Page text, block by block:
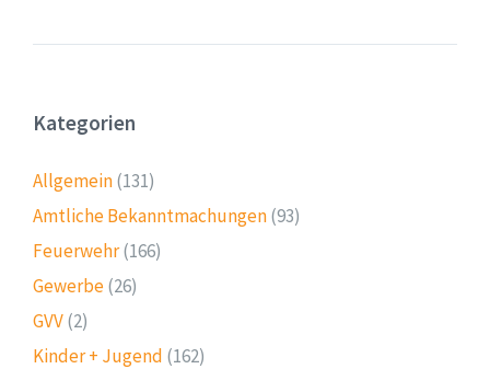
Beiträge
Kategorien
Allgemein(131)
Amtliche Bekanntmachungen(93)
Feuerwehr(166)
Gewerbe(26)
GVV(2)
Kinder + Jugend (162)